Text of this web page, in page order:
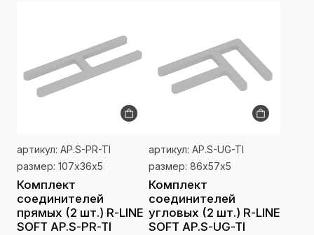
артикул: AP.S-PR-TI
размер: 107х36х5
Комплект
соединителей
прямых (2 шт.) R-LINE
SOFT AP.S-PR-TI
артикул: AP.S-UG-TI
размер: 86х57х5
Комплект
соединителей
угловых (2 шт.) R-LINE
SOFT AP.S-UG-TI